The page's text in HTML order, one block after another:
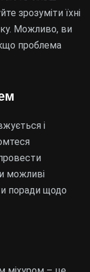
зрозуміти їхні
Можливо, ви
проблема
і
можливі
поради щодо